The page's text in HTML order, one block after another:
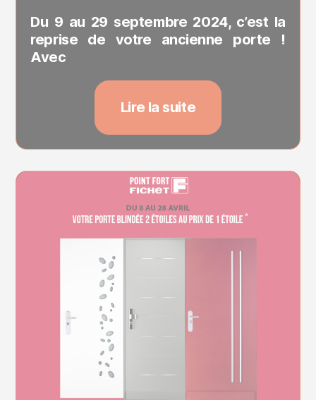
Du 9 au 29 septembre 2024, c’est la
reprise de votre ancienne porte !
Avec
Lire la suite